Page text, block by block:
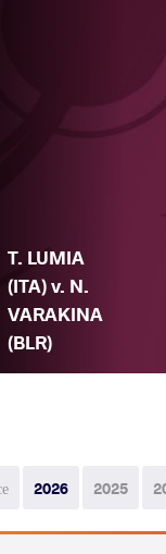
T. LUMIA
(ITA) v. N.
VARAKINA
(BLR)
2026 2025